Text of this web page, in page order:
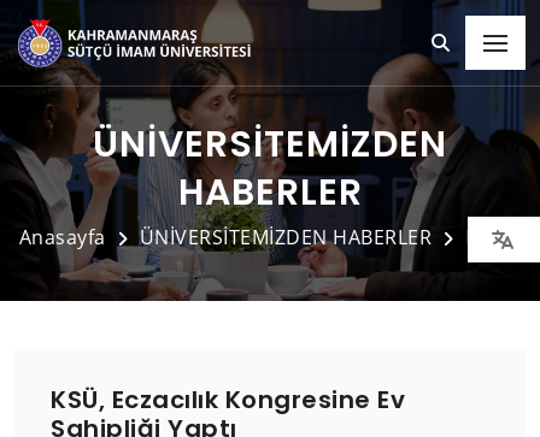
ÜNİVERSİTEMİZDEN
HABERLER
Anasayfa ÜNİVERSİTEMİZDEN HABERLER Detay
KSÜ, Eczacılık Kongresine Ev
Sahipliği Yaptı